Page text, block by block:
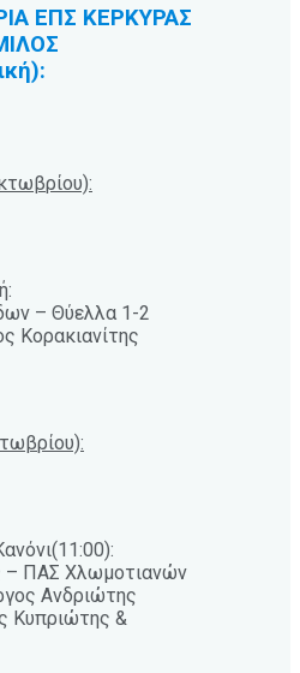
ΕΠΣ ΚΕΡΚΥΡΑΣ
– Θύελλα 1-2
Κορακιανίτης
– ΠΑΣ Χλωμοτιανών
Ανδριώτης
Κυπριώτης &